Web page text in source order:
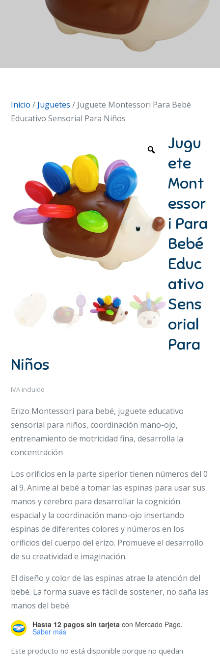
Inicio / Juguetes / Juguete Montessori Para Bebé
Educativo Sensorial Para Niños
Jugu
ete
Mont
essor
i Para
Bebé
Educ
ativo
Sens
orial
Para
Niños
IVA incluido
Erizo Montessori para bebé, juguete educativo
sensorial para niños, coordinación mano-ojo,
entrenamiento de motricidad fina, desarrolla la
concentración
Los orificios en la parte siperior tienen números del 0
al 9. Anime al bebé a tomar las espinas para usar sus
manos y cerebro para desarrollar la cognición
espacial y la coordinación mano-ojo insertando
espinas de diferentes colores y números en los
orificios del cuerpo del erizo. Promueve el desarrollo
de su creatividad e imaginación.
El diseño y color de las espinas atrae la atención del
bebé. La forma suave es fácil de sostener, no daña las
manos del bebé.
Hasta 12 pagos sin tarjeta con Mercado Pago.
Saber más
Este producto no está disponible porque no quedan